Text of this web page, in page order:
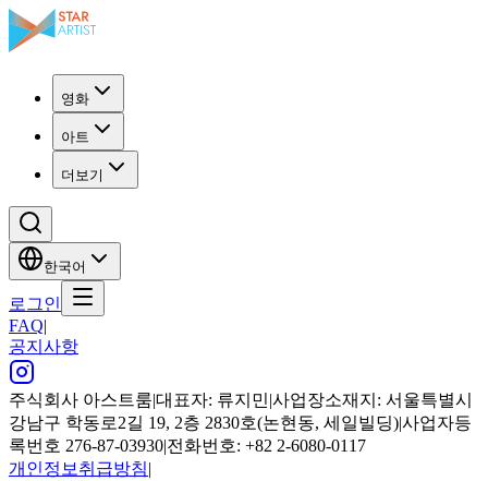
영화
아트
더보기
한국어
로그인
FAQ|
공지사항
주식회사 아스트룸|대표자: 류지민|사업장소재지: 서울특별시
강남구 학동로2길 19, 2층 2830호(논현동, 세일빌딩)|사업자등
록번호 276-87-03930|전화번호: +82 2-6080-0117
개인정보취급방침|